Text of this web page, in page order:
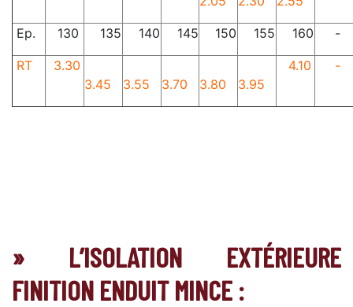
Ep. 130 135 140 145 150 155 160 -
RT
3.30
3.45
3.55 3.70 3.80 3.95
4.10 -
» L’ISOLATION EXTÉRIEURE
FINITION ENDUIT MINCE :